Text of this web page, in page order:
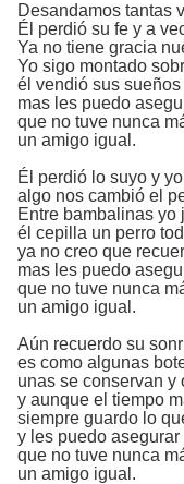
Desandamos tantas
Él perdió su fe y a
Ya no tiene gracia
Yo sigo montado
él vendió sus
mas les puedo
que no tuve nunca
un amigo igual.
Él perdió lo suyo y
algo nos cambió el
Entre bambalinas yo
él cepilla un perro
ya no creo que
mas les puedo
que no tuve nunca
un amigo igual.
Aún recuerdo su
es como algunas
unas se conservan y
y aunque el tiempo
siempre guardo lo
y les puedo asegurar
que no tuve nunca
un amigo igual.